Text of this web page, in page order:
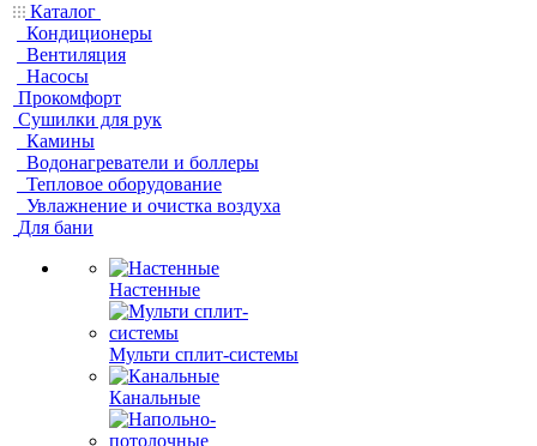
Каталог
Кондиционеры
Вентиляция
Насосы
Прокомфорт
Сушилки для рук
Камины
Водонагреватели и боллеры
Тепловое оборудование
Увлажнение и очистка воздуха
Для бани
Настенные
Мульти сплит-системы
Канальные